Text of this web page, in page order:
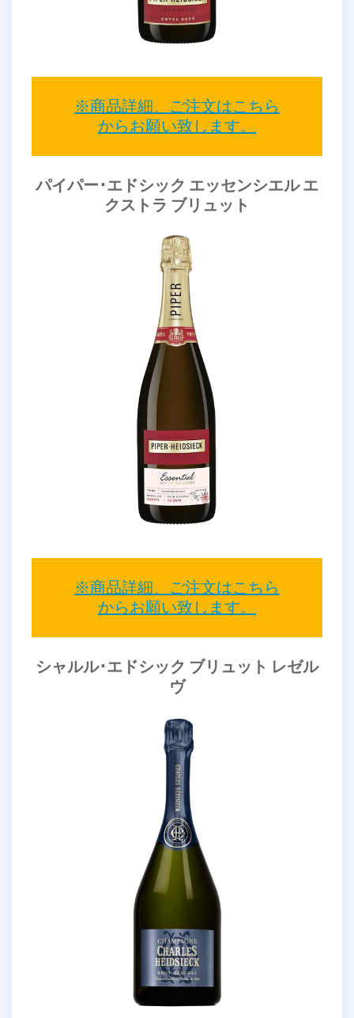
※商品詳細、ご注文はこちら
からお願い致します。
パイパー･エドシック エッセンシエル エ
クストラ ブリュット
※商品詳細、ご注文はこちら
からお願い致します。
シャルル･エドシック ブリュット レゼル
ヴ